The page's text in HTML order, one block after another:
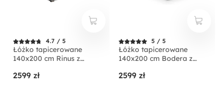
4.7 / 5
Łóżko tapicerowane
140x200 cm Rinus z
tkaninie hydrofobowej
2599 zł
5 / 5
Łóżko tapicerowane
140x200 cm Bodera z
tkaninie hydrofobowej
2599 zł